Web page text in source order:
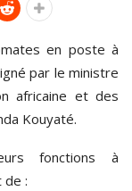
en poste à
par le ministre
africaine et des
Kouyaté.
fonctions à
de :